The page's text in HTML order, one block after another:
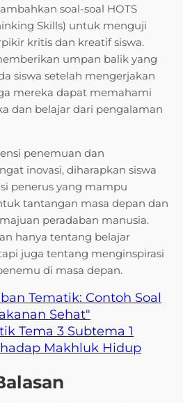
soal-soal HOTS
Skills) untuk menguji
kritis dan kreatif siswa.
umpan balik yang
siswa setelah mengerjakan
mereka dapat memahami
dan belajar dari pengalaman
penemuan dan
inovasi, diharapkan siswa
penerus yang mampu
tantangan masa depan dan
peradaban manusia.
hanya tentang belajar
juga tentang menginspirasi
di masa depan.
Tematik: Contoh Soal
Sehat"
Tema 3 Subtema 1
Makhluk Hidup